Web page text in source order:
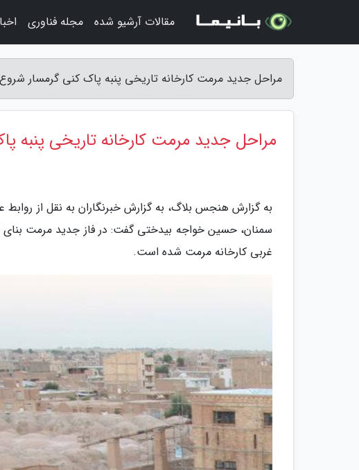
مراحل جدید مرمت کارخانه تاریخی پنبه پاک کنی گرمسار
مراحل جدید مرمت کارخانه تاریخی پنبه
به گزارش هنجس بلاگ، به گزارش خبرنگاران به نقل از
غربی کارخانه مرمت شده است.
مقالات آرشیو شده مجله فناوری